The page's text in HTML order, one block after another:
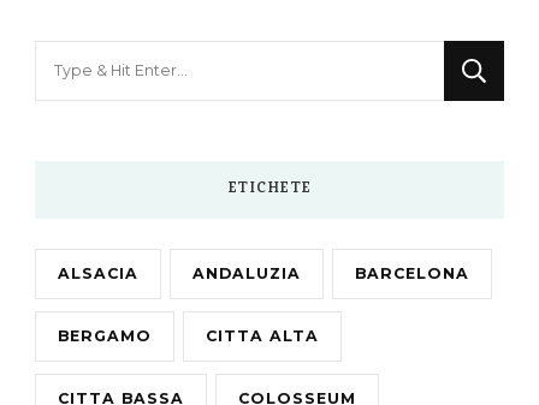
ETICHETE
ALSACIA ANDALUZIA BARCELONA
BERGAMO CITTA ALTA
CITTA BASSA COLOSSEUM